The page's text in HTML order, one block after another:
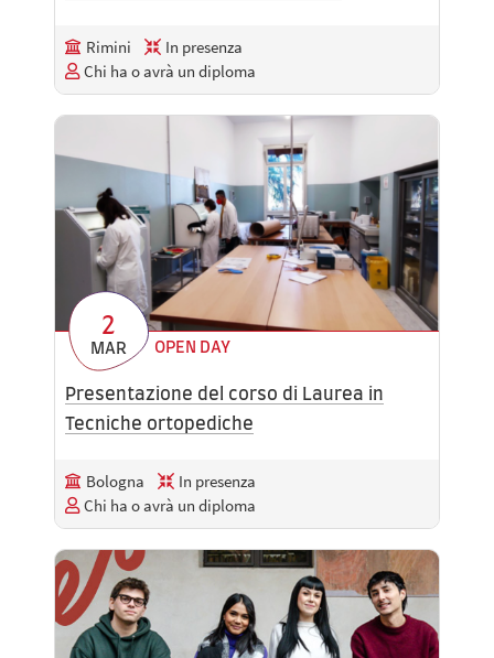
Rimini
In presenza
Chi ha o avrà un diploma
2
MAR OPEN DAY
Presentazione del corso di Laurea in
Tecniche ortopediche
Bologna
In presenza
Chi ha o avrà un diploma